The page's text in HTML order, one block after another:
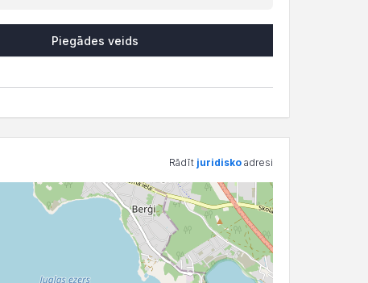
Piegādes veids
Rādīt juridisko adresi